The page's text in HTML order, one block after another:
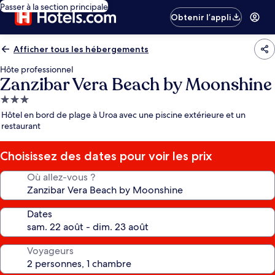
Passer à la section principale
Obtenir l’appli
Afficher tous les hébergements
Hôte professionnel
Zanzibar Vera Beach by Moonshine
Hébergement
3.0 étoiles
Hôtel en bord de plage à Uroa avec une piscine extérieure et un
restaurant
Choisissez des dates pour voir les prix
Où allez-vous ?
Dates
Voyageurs